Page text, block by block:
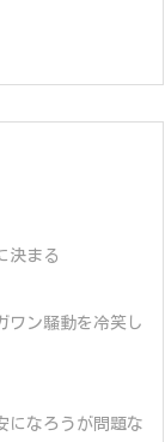
決まる
ワン騒動を冷笑し
になろうが問題な